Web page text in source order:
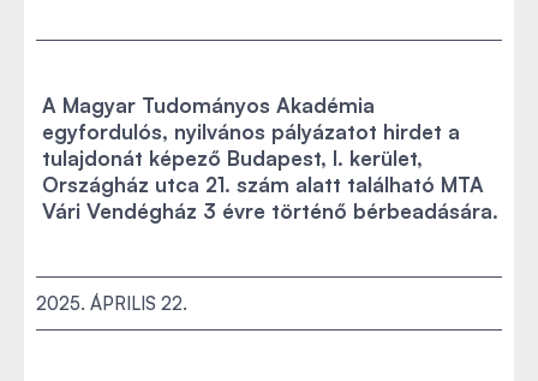
A Magyar Tudományos Akadémia
egyfordulós, nyilvános pályázatot hirdet a
tulajdonát képező Budapest, I. kerület,
Országház utca 21. szám alatt található MTA
Vári Vendégház 3 évre történő bérbeadására.
2025. ÁPRILIS 22.